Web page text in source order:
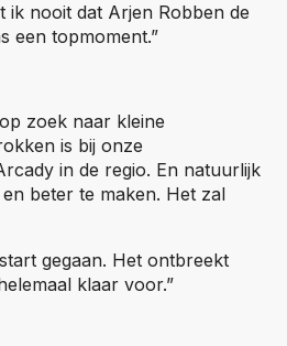
ik nooit dat Arjen Robben de
website)
een topmoment.”
zoek naar kleine
is bij onze
in de regio. En natuurlijk
beter te maken. Het zal
gegaan. Het ontbreekt
klaar voor.”